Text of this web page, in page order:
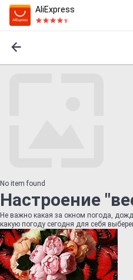
AliExpress
No item found
Настроение
Не важно какая за окном погода,
какую погоду сегодня для себя